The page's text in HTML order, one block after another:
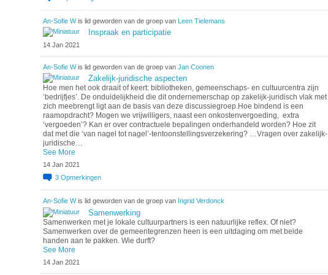
An-Sofie Wis lid geworden van de groep van Leen Tielemans
Inspraak en participatie
14 Jan 2021
An-Sofie Wis lid geworden van de groep van Jan Coonen
Zakelijk-juridische aspecten
Hoe men het ook draait of keert: bibliotheken, gemeenschaps- en cultuurcentra zijn
‘bedrijfjes’. De onduidelijkheid die dit ondernemerschap op zakelijk-juridisch vlak met
zich meebrengt ligt aan de basis van deze discussiegroep.Hoe bindend is een
raamopdracht? Mogen we vrijwilligers, naast een onkostenvergoeding, extra
‘vergoeden’? Kan er over contractuele bepalingen onderhandeld worden? Hoe zit
dat met die ‘van nagel tot nagel’-tentoonstellingsverzekering? …Vragen over zakelijk-
juridische…
See More
14 Jan 2021
3 Opmerkingen
An-Sofie Wis lid geworden van de groep van Ingrid Verdonck
Samenwerking
Samenwerken met je lokale cultuurpartners is een natuurlijke reflex. Of niet?
Samenwerken over de gemeentegrenzen heen is een uitdaging om met beide
handen aan te pakken. Wie durft?
See More
14 Jan 2021